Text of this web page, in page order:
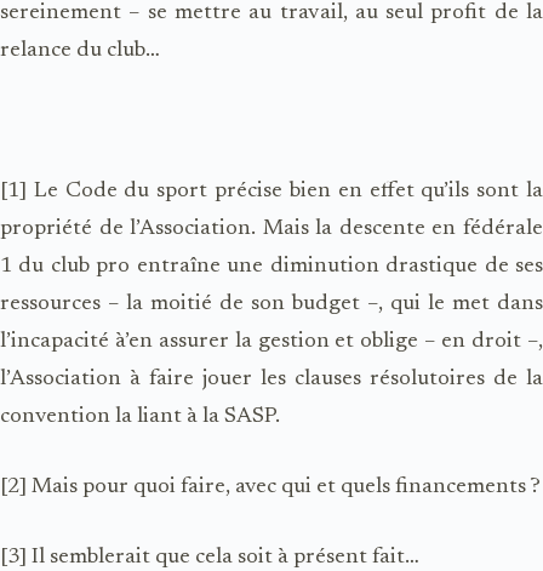
sereinement – se mettre au travail, au seul profit de la
relance du club…
[1] Le Code du sport précise bien en effet qu’ils sont la
propriété de l’Association. Mais la descente en fédérale
1 du club pro entraîne une diminution drastique de ses
ressources – la moitié de son budget –, qui le met dans
l’incapacité à’en assurer la gestion et oblige – en droit –,
l’Association à faire jouer les clauses résolutoires de la
convention la liant à la SASP.
[2] Mais pour quoi faire, avec qui et quels financements ?
[3] Il semblerait que cela soit à présent fait…